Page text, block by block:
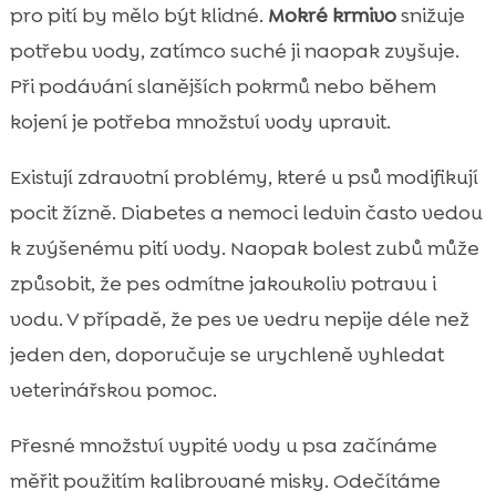
pro pití by mělo být klidné. Mokré krmivosnižuje
potřebu vody, zatímco suché ji naopak zvyšuje.
Při podávání slanějších pokrmů nebo během
kojení je potřeba množství vody upravit.
Existují zdravotní problémy, které u psů modifikují
pocit žízně. Diabetes a nemoci ledvin často vedou
k zvýšenému pití vody. Naopak bolest zubů může
způsobit, že pes odmítne jakoukoliv potravu i
vodu. V případě, že pes ve vedru nepije déle než
jeden den, doporučuje se urychleně vyhledat
veterinářskou pomoc.
Přesné množství vypité vody u psa začínáme
měřit použitím kalibrované misky. Odečítáme